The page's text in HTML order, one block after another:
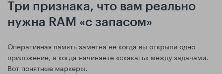
Три признака, что вам реально
нужна RAM «с запасом»
Оперативная память заметна не когда вы открыли одно
приложение, а когда начинаете «скакать» между задачами.
Вот понятные маркеры.